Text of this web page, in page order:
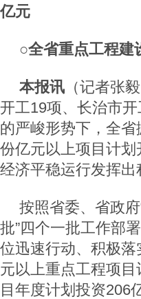
亿元
○全省重点工程建
本报讯 （记者张
开工19项、长治市
的严峻形势下，全
份亿元以上项目计
经济平稳运行发挥出
按照省委、省政
批”四个一批工作部
位迅速行动、积极
元以上重点工程项
目年度计划投资206